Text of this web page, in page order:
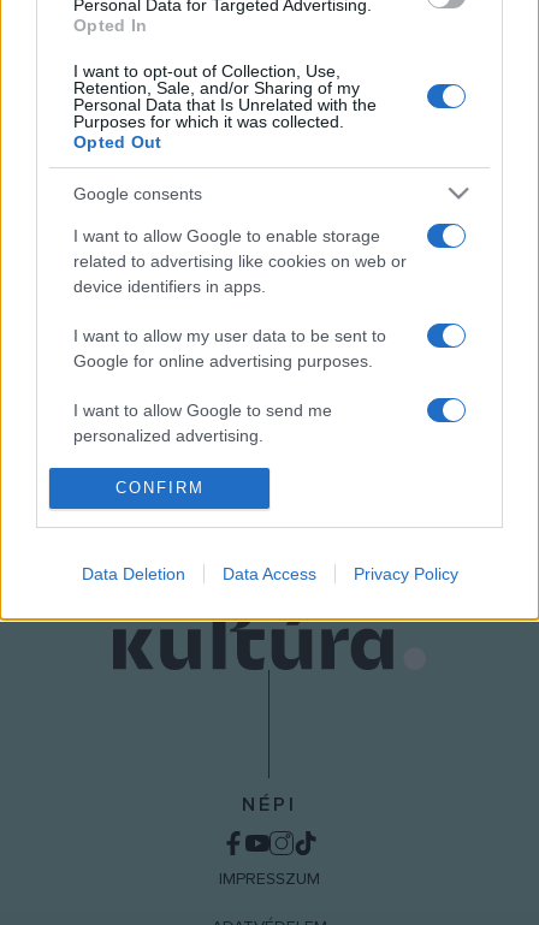
Personal Data for Targeted Advertising.
Opted In
I want to opt-out of Collection, Use,
Retention, Sale, and/or Sharing of my
Personal Data that Is Unrelated with the
Purposes for which it was collected.
Opted Out
Google consents
I want to allow Google to enable storage
related to advertising like cookies on web or
device identifiers in apps.
I want to allow my user data to be sent to
Google for online advertising purposes.
I want to allow Google to send me
personalized advertising.
I want to allow Google to enable storage
related to analytics like cookies on web or
I want to allow Google to enable storage
I want to allow Google to enable storage
functionality and fraud prevention, and other
CONFIRM
Data Deletion Data Access Privacy Policy
Európai jelentőségűnek minősítette a leendő emlékhelyet a
sajtótájékoztatón Sopron polgármestere.
hozzátette: a soproni önkormányzat az ügy mellé állt és
anyagilag is segítette az emlékhely megvalósulását.
bécsi Zukunftsfonds, a kulturális tárca, a Holokauszt
Dokumentációs Központ és Emlékgyűjtemény
Közalapítvány, az Emlékezés 1944-2004 Közhasznú
MEGOSZTÁS
NÉPI
IMPRESSZUM